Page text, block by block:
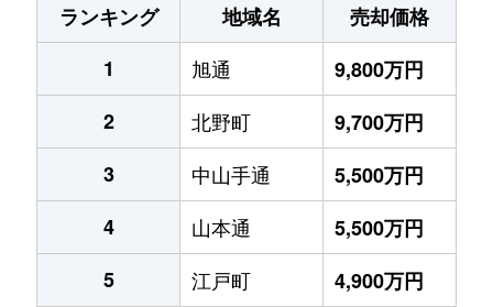
ランキング
地域名
売却価格
1
旭通
9,800万円
2
北野町
9,700万円
3
中山手通
5,500万円
4
山本通
5,500万円
5
江戸町
4,900万円